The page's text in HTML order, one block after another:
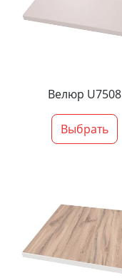
Велюр U7508
Выбрать